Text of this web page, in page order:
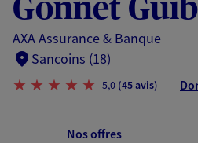
Gonnet
AXA Assurance & Banque
Sancoins (18)
5,0 (45 avis)
Nos offres